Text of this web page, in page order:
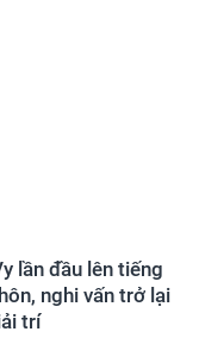
lần đầu lên tiếng
nghi vấn trở lại
trí